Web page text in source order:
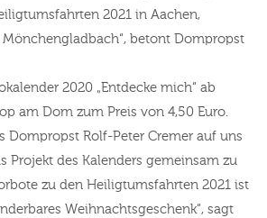
2021 in Aachen,
betont Dompropst
2020 „Entdecke mich“ ab
am Dom zum Preis von 4,50 Euro.
Dompropst Rolf-Peter Cremer auf uns
Projekt des Kalenders gemeinsam zu
zu den Heiligtumsfahrten 2021 ist
Weihnachtsgeschenk“, sagt